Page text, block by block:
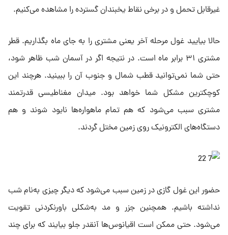
غیرقابل تحمل و در برخی نقاط یخبندان گسترده را مشاهده می‌کنیم.
حالا بیایید غول مرحله آخر یعنی مشتری را به جای ماه بگذاریم. قطر
مشتری ۳۱ برابر ماه است. در نتیجه اگر در آسمان شب ظاهر شود،
حتی شما نمی‌توانید قطب شمال و جنوب آن را ببینید. هرچند این
کوچکترین مشکل شما خواهد بود. میدان مغناطیسی قدرتمند
مشتری سبب می‌شود که هم تمام ماهواره‌ها نابود شوند و هم
دستگاه‌های الکترونیک روی زمین مختل گردند.
حضور این غول گازی در زمین سبب می‌شود که دیگر چیزی به‌نام شب
نداشته باشیم. همچنین جزر و مد به‌شکلی باورنکردنی تقویت
می‌شود. حتی ممکن است اقیانوس‌ها آنقدر جلو بیایند که برای چند